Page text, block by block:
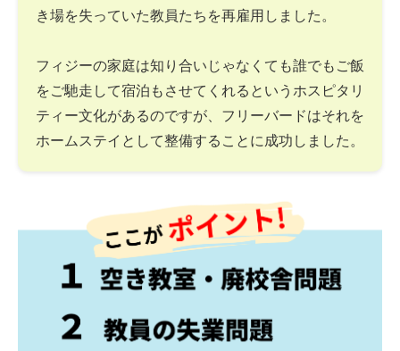
き場を失っていた教員たちを再雇用しました。
フィジーの家庭は知り合いじゃなくても誰でもご飯
をご馳走して宿泊もさせてくれるというホスピタリ
ティー文化があるのですが、フリーバードはそれを
ホームステイとして整備することに成功しました。